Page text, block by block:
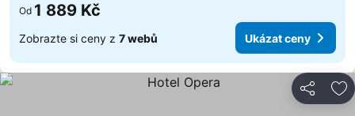
Od 1 889 Kč
Zobrazte si ceny z 7 webů Ukázat ceny
Sdílet